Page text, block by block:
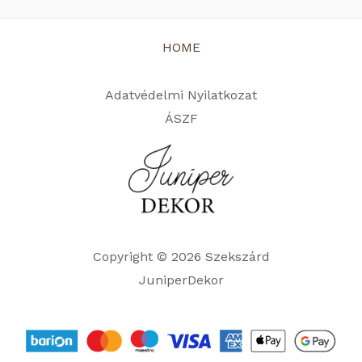
HOME
Adatvédelmi Nyilatkozat
ÁSZF
Copyright © 2026 Szekszárd
JuniperDekor